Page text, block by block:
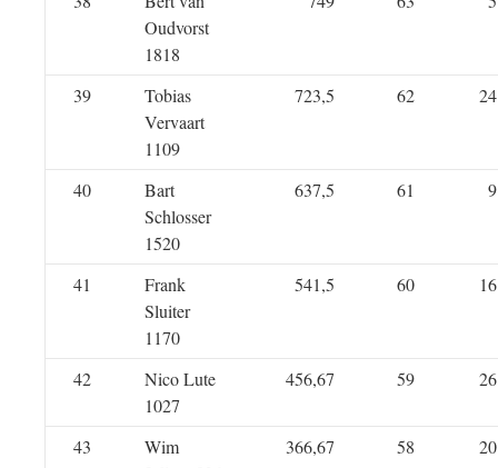
Oudvorst
1818
39
Tobias
Vervaart
1109
723,5 62 24
40
Bart
Schlosser
1520
637,5 61 9
41
Frank
Sluiter
1170
541,5 60 16
42
Nico Lute
1027
456,67 59 26
43
Wim
366,67 58 20